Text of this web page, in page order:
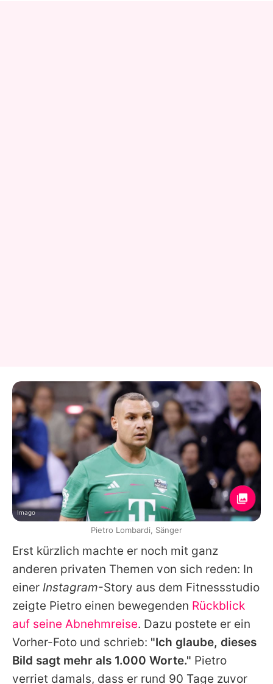
Erst kürzlich machte er noch mit ganz
anderen privaten Themen von sich reden: In
einer Instagram-Story aus dem Fitnessstudio
zeigte Pietro einen bewegenden Rückblick
auf seine Abnehmreise. Dazu postete er ein
Vorher-Foto und schrieb: "Ich glaube, dieses
Bild sagt mehr als 1.000 Worte." Pietro
verriet damals, dass er rund 90 Tage zuvor
Imago
Pietro Lombardi, Sänger